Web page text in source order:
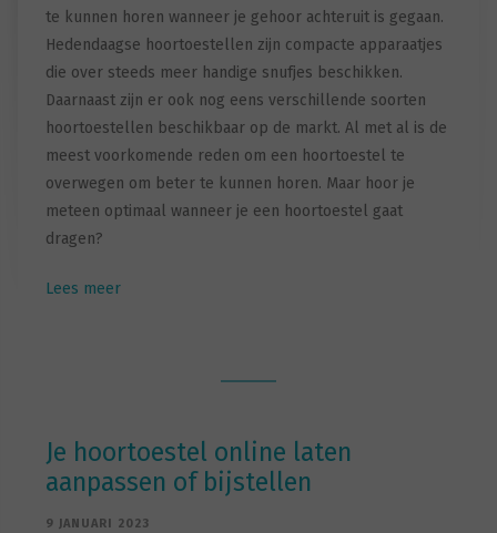
te kunnen horen wanneer je gehoor achteruit is gegaan.
Hedendaagse hoortoestellen zijn compacte apparaatjes
die over steeds meer handige snufjes beschikken.
Daarnaast zijn er ook nog eens verschillende soorten
hoortoestellen beschikbaar op de markt. Al met al is de
meest voorkomende reden om een hoortoestel te
overwegen om beter te kunnen horen. Maar hoor je
meteen optimaal wanneer je een hoortoestel gaat
dragen?
Lees meer
Je hoortoestel online laten
aanpassen of bijstellen
9 JANUARI 2023